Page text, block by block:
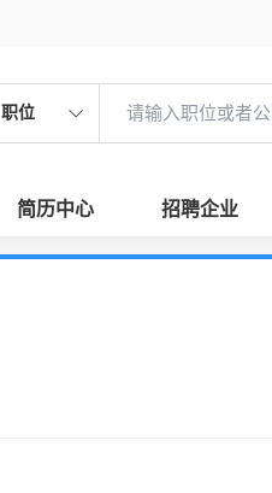
职位
简历中心 招聘企业